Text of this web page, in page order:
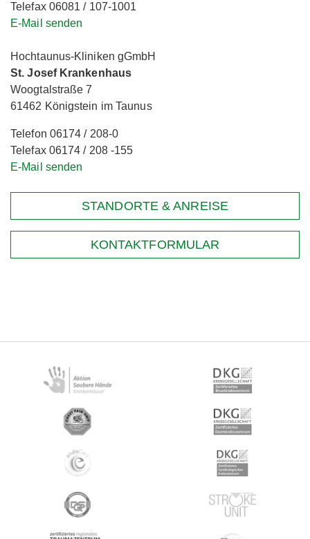
Telefax 06081 / 107-1001
E-Mail senden
Hochtaunus-Kliniken gGmbH
St. Josef Krankenhaus
Woogtalstraße 7
61462 Königstein im Taunus
Telefon 06174 / 208-0
Telefax 06174 / 208 -155
E-Mail senden
STANDORTE & ANREISE
KONTAKTFORMULAR